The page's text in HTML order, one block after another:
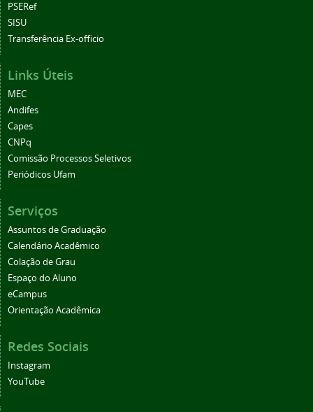
PSERef
SISU
Transferência Ex-officio
Links Úteis
MEC
Andifes
Capes
CNPq
Comissão Processos Seletivos
Periódicos Ufam
Serviços
Assuntos de Graduação
Calendário Acadêmico
Colação de Grau
Espaço do Aluno
eCampus
Orientação Acadêmica
Redes Sociais
Instagram
YouTube